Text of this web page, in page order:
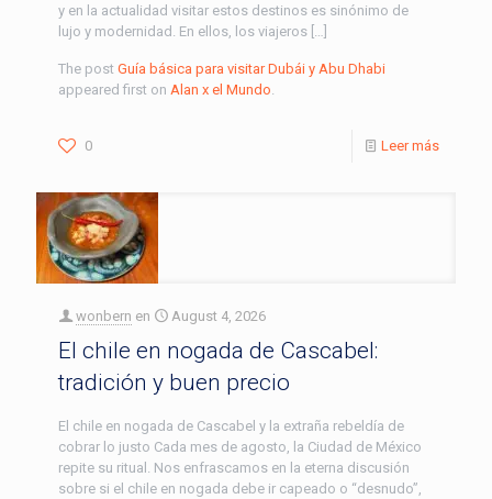
y en la actualidad visitar estos destinos es sinónimo de
lujo y modernidad. En ellos, los viajeros […]
The post Guía básica para visitar Dubái y Abu Dhabi
appeared first on Alan x el Mundo
0 Leer más
wonbern en August 4, 2026
El chile en nogada de Cascabel:
tradición y buen precio
El chile en nogada de Cascabel y la extraña rebeldía de
cobrar lo justo Cada mes de agosto, la Ciudad de México
repite su ritual. Nos enfrascamos en la eterna discusión
sobre si el chile en nogada debe ir capeado o “desnudo”,